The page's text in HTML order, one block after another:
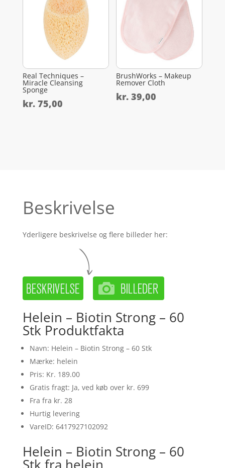
Real Techniques –
Miracle Cleansing
Sponge
kr.75,00
BrushWorks – Makeup
Remover Cloth
kr. 39,00
Beskrivelse
Yderligere beskrivelse og flere billeder her:
Helein – Biotin Strong – 60
Stk Produktfakta
Navn: Helein – Biotin Strong – 60 Stk
Mærke: helein
Pris: Kr. 189.00
Gratis fragt: Ja, ved køb over kr. 699
Fra fra kr. 28
Hurtig levering
VareID: 6417927102092
Helein – Biotin Strong – 60